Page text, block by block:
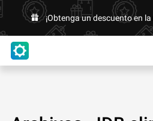
¡Obtenga un descuento en